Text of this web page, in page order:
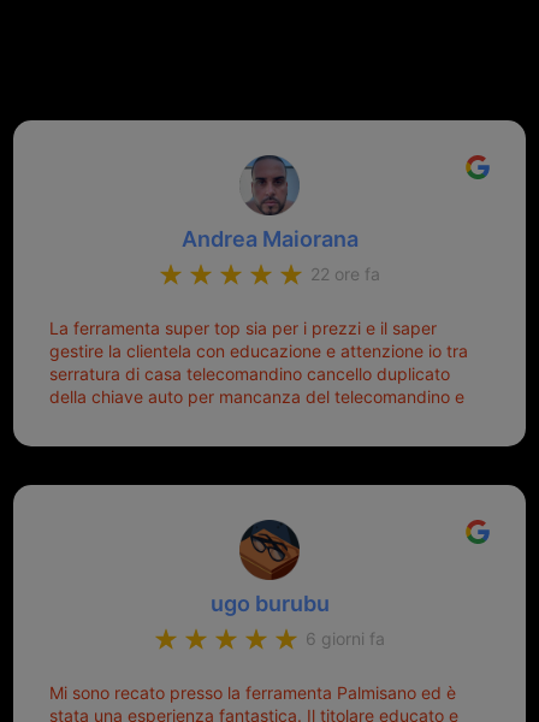
Andrea Maiorana
22 ore fa
La ferramenta super top sia per i prezzi e il saper
gestire la clientela con educazione e attenzione io tra
serratura di casa telecomandino cancello duplicato
della chiave auto per mancanza del telecomandino e
meglio ferramenta de ostia e poi il prorietario il signor
ugo burubu
6 giorni fa
Mi sono recato presso la ferramenta Palmisano ed è
stata una esperienza fantastica. Il titolare educato e